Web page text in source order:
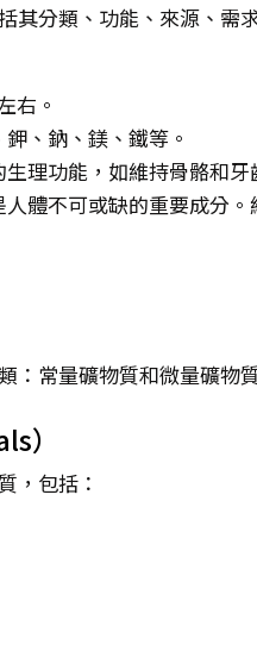
其分類、功能、來源、需
右。
、鈉、鎂、鐵等。
理功能，如維持骨骼和牙
體不可或缺的重要成分
：常量礦物質和微量礦物
）
，包括：